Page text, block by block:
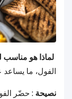
لماذا هو مناسب
الفول، ما
نصيحة : حضّر